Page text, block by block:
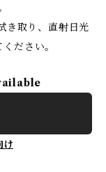
き取り、直射日光
ださい。
け